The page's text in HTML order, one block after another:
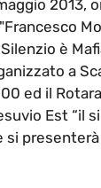
2013,
è
a
ed il
Est “il
si